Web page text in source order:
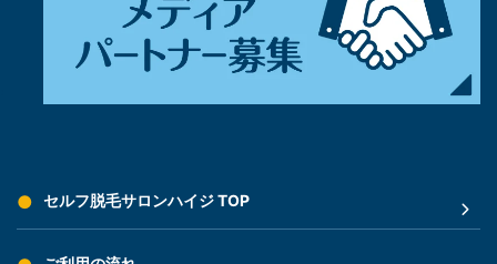
セルフ脱毛サロンハイジ TOP